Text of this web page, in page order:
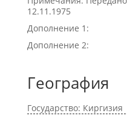
12.11.1975
Дополнение 1:
Дополнение 2:
География
Государство: Киргизия